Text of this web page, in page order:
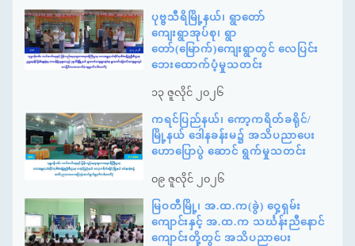
ပုဗ္ဗသီရိမြို့နယ်၊ ရွာတော်
ကျေးရွာအုပ်စု၊ ရွာ
တော်(မြောက်)ကျေးရွာတွင် လေပြင်း
ဘေးထောက်ပံ့မှုသတင်း
၁၃ ဇူလိုင် ၂၀၂၆
ကရင်ပြည်နယ်၊ ကော့ကရိတ်ခရိုင်/
မြို့နယ် ဒေါနခန်းမ၌ အသိပညာပေး
ဟောပြောပွဲ ဆောင် ရွက်မှုသတင်း
၀၉ ဇူလိုင် ၂၀၂၆
မြဝတီမြို့၊ အ.ထ.က(ခွဲ) ဝှေ့ရှမ်း
ကျောင်းနှင့် အ.ထ.က သင်္ဃန်းညီနောင်
ကျောင်းတို့တွင် အသိပညာပေး